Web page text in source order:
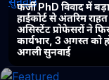
फर्जी PhD विवाद में
हाईकोर्ट से अंतरिम
असिस्टेंट प्रोफेसरों ने
कार्यभार, 3 अगस्त को
अगली सुनवाई